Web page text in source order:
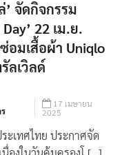
’ จัดกิจกรรม
22 เม.ย.
อมเสื้อผ้า Uniqlo
17 เมษายน
ะเทศไทย ประกาศจัด